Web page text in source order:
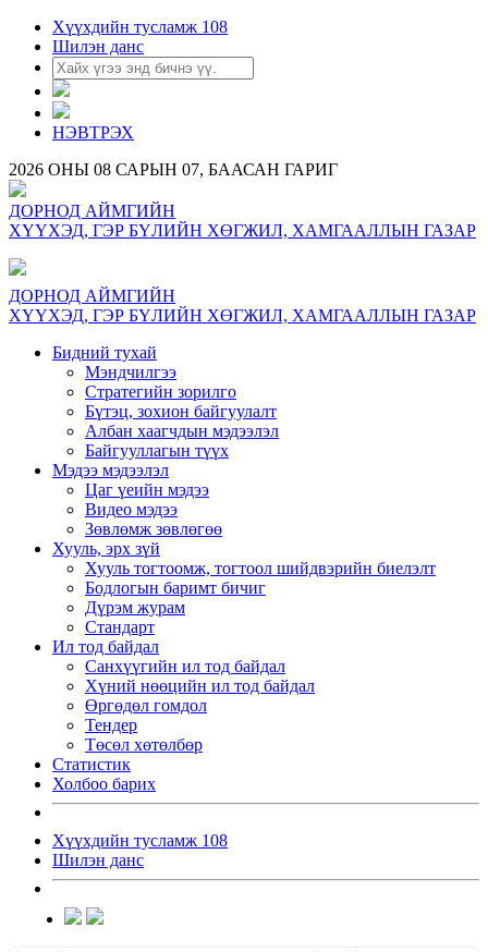
Хүүхдийн тусламж 108
Шилэн данс
НЭВТРЭХ
2026 ОНЫ 08 САРЫН 07, БААСАН ГАРИГ
ДОРНОД АЙМГИЙН
ХҮҮХЭД, ГЭР БҮЛИЙН ХӨГЖИЛ, ХАМГААЛЛЫН ГАЗАР
ДОРНОД АЙМГИЙН
ХҮҮХЭД, ГЭР БҮЛИЙН ХӨГЖИЛ, ХАМГААЛЛЫН ГАЗАР
Бидний тухай
Мэндчилгээ
Стратегийн зорилго
Бүтэц, зохион байгуулалт
Албан хаагчдын мэдээлэл
Байгууллагын түүх
Мэдээ мэдээлэл
Цаг үеийн мэдээ
Видео мэдээ
Зөвлөмж зөвлөгөө
Хууль, эрх зүй
Хууль тогтоомж, тогтоол шийдвэрийн биелэлт
Бодлогын баримт бичиг
Дүрэм журам
Стандарт
Ил тод байдал
Санхүүгийн ил тод байдал
Хүний нөөцийн ил тод байдал
Өргөдөл гомдол
Тендер
Төсөл хөтөлбөр
Статистик
Холбоо барих
Хүүхдийн тусламж 108
Шилэн данс